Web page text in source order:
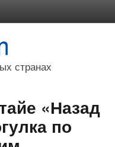
странах
«Назад
по